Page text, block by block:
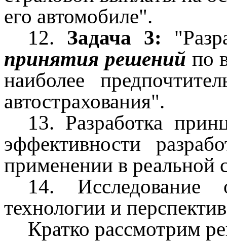
его автомобиле".
12. Задача 3:
принятия решений по
наиболее
автострахования".
13. Разработка
эффективности
применении в реальной
14. Исследование
технологии и
Кратко рассмотрим